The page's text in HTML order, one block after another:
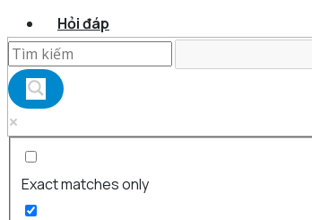
Hỏi đáp
Exact matches only